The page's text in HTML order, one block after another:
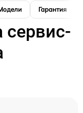
Гарантия